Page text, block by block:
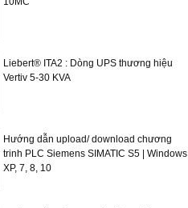
Liebert® ITA2 : Dòng UPS thương hiệu
Vertiv 5-30 KVA
Hướng dẫn upload/ download chương
trinh PLC Siemens SIMATIC S5 | Windows
XP, 7, 8, 10